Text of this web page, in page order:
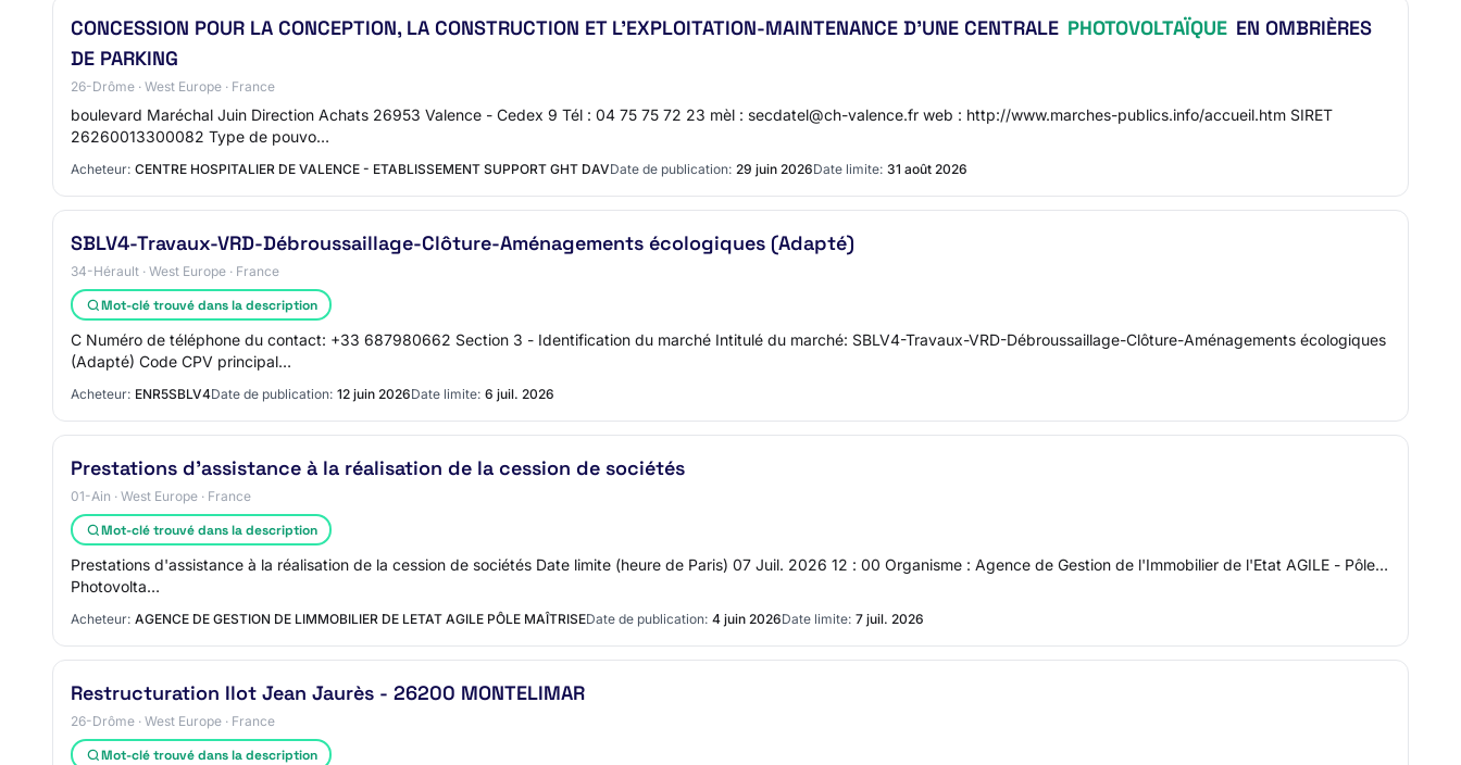
CONCESSION POUR LA CONCEPTION, LA CONSTRUCTION ET L'EXPLOITATION-MAINTENANCE D'UNE CENTRALE PHOTOVOLTAÏQUE EN OMBRIÈRES
DE PARKING
26-Drôme · West Europe · France
boulevard Maréchal Juin Direction Achats 26953 Valence - Cedex 9 Tél : 04 75 75 72 23 mèl : secdatel@ch-valence.fr web : http://www.marches-publics.info/accueil.htm SIRET
26260013300082 Type de pouvo…
Acheteur: CENTRE HOSPITALIER DE VALENCE - ETABLISSEMENT SUPPORT GHT DAVDate de publication: 29 juin 2026Date limite: 31 août 2026
SBLV4-Travaux-VRD-Débroussaillage-Clôture-Aménagements écologiques (Adapté)
34-Hérault · West Europe · France
Mot-clé trouvé dans la description
C Numéro de téléphone du contact: +33 687980662 Section 3 - Identification du marché Intitulé du marché: SBLV4-Travaux-VRD-Débroussaillage-Clôture-Aménagements écologiques
(Adapté) Code CPV principal…
Acheteur: ENR5SBLV4Date de publication: 12 juin 2026Date limite: 6 juil. 2026
Prestations d'assistance à la réalisation de la cession de sociétés
01-Ain · West Europe · France
Mot-clé trouvé dans la description
Prestations d'assistance à la réalisation de la cession de sociétés Date limite (heure de Paris) 07 Juil. 2026 12 : 00 Organisme : Agence de Gestion de l'Immobilier de l'Etat AGILE - Pôle…
Photovolta…
Acheteur: AGENCE DE GESTION DE LIMMOBILIER DE LETAT AGILE PÔLE MAÎTRISEDate de publication: 4 juin 2026Date limite: 7 juil. 2026
Restructuration Ilot Jean Jaurès - 26200 MONTELIMAR
26-Drôme · West Europe · France
Mot-clé trouvé dans la description